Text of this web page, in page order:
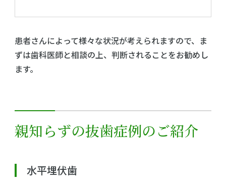
患者さんによって様々な状況が考えられますので、ま
ずは歯科医師と相談の上、判断されることをお勧めし
ます。
親知らずの抜歯症例のご紹介
水平埋伏歯